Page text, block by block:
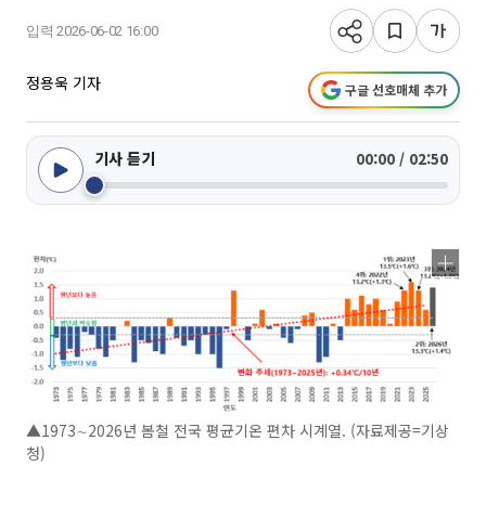
입력 2026-06-02 16:00
정용욱 기자 구글 선호매체 추가
기사 듣기 00:00 / 02:50
▲1973∼2026년 봄철 전국 평균기온 편차 시계열. (자료제공=기상
청)